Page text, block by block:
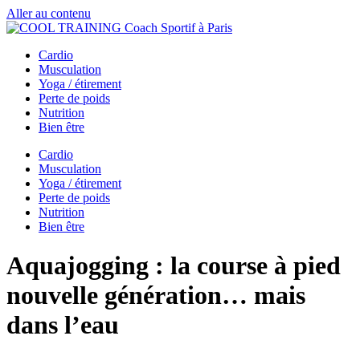
Aller au contenu
Cardio
Musculation
Yoga / étirement
Perte de poids
Nutrition
Bien être
Cardio
Musculation
Yoga / étirement
Perte de poids
Nutrition
Bien être
Aquajogging : la course à pied
nouvelle génération… mais
dans l’eau